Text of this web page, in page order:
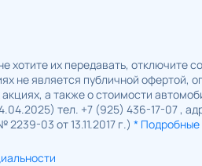
хотите их передавать,
не является публичной офертой,
а также о стоимости
тел. +7 (925) 436-17-07 ,
03 от 13.11.2017 г.) * Подробные